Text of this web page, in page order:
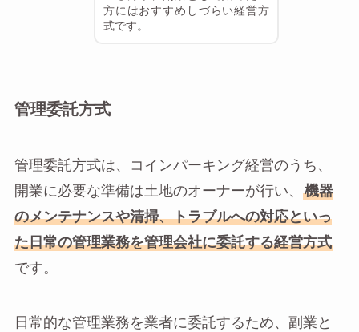
方にはおすすめしづらい経営方
式です。
管理委託方式
管理委託方式は、コインパーキング経営のうち、
開業に必要な準備は土地のオーナーが行い、
機器
のメンテナンスや清掃、トラブルへの対応といっ
た日常の管理業務を管理会社に委託する経営方式
です。
日常的な管理業務を業者に委託するため、副業と